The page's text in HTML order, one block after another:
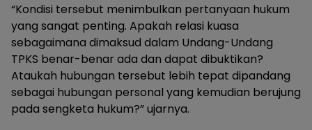
“Kondisi tersebut menimbulkan pertanyaan hukum
yang sangat penting. Apakah relasi kuasa
sebagaimana dimaksud dalam Undang-Undang
TPKS benar-benar ada dan dapat dibuktikan?
Ataukah hubungan tersebut lebih tepat dipandang
sebagai hubungan personal yang kemudian berujung
pada sengketa hukum?” ujarnya.